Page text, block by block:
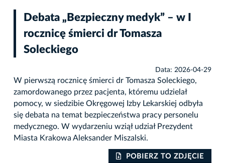
Debata „Bezpieczny medyk” – w I
rocznicę śmierci dr Tomasza
Soleckiego
Data: 2026-04-29
W pierwszą rocznicę śmierci dr Tomasza Soleckiego,
zamordowanego przez pacjenta, któremu udzielał
pomocy, w siedzibie Okręgowej Izby Lekarskiej odbyła
się debata na temat bezpieczeństwa pracy personelu
medycznego. W wydarzeniu wziął udział Prezydent
Miasta Krakowa Aleksander Miszalski.
POBIERZ TO ZDJĘCIE